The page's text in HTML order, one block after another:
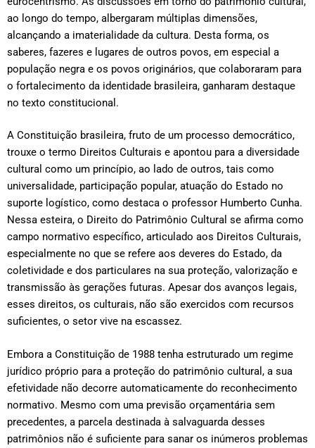
ao longo do tempo, albergaram múltiplas dimensões,
alcançando a imaterialidade da cultura. Desta forma, os
saberes, fazeres e lugares de outros povos, em especial a
população negra e os povos originários, que colaboraram para
o fortalecimento da identidade brasileira, ganharam destaque
no texto constitucional.
A Constituição brasileira, fruto de um processo democrático,
trouxe o termo Direitos Culturais e apontou para a diversidade
cultural como um princípio, ao lado de outros, tais como
universalidade, participação popular, atuação do Estado no
suporte logístico, como destaca o professor Humberto Cunha.
Nessa esteira, o Direito do Patrimônio Cultural se afirma como
campo normativo específico, articulado aos Direitos Culturais,
especialmente no que se refere aos deveres do Estado, da
coletividade e dos particulares na sua proteção, valorização e
transmissão às gerações futuras. Apesar dos avanços legais,
esses direitos, os culturais, não são exercidos com recursos
suficientes, o setor vive na escassez.
Embora a Constituição de 1988 tenha estruturado um regime
jurídico próprio para a proteção do patrimônio cultural, a sua
efetividade não decorre automaticamente do reconhecimento
normativo. Mesmo com uma previsão orçamentária sem
precedentes, a parcela destinada à salvaguarda desses
patrimônios não é suficiente para sanar os inúmeros problemas